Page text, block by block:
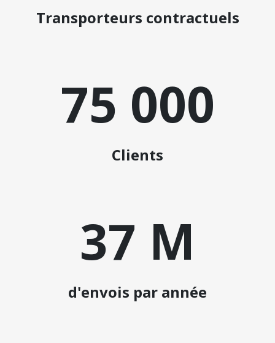
Transporteurs contractuels
75 000
Clients
37 M
d'envois par année